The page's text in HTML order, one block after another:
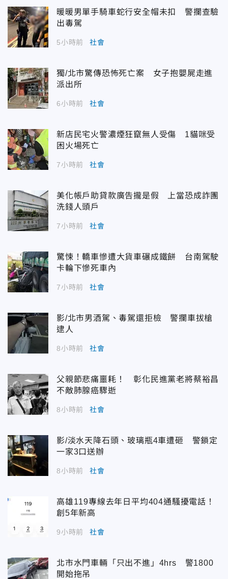
暖暖男單手騎車蛇行安全帽未扣 警攔查驗
出毒駕
5小時前 社會
獨/北市驚傳恐怖死亡案 女子抱嬰屍走進
派出所
6小時前 社會
新店民宅火警濃煙狂竄無人受傷 1貓咪受
困火場死亡
7小時前 社會
美化帳戶助貸款廣告攏是假 上當恐成詐團
洗錢人頭戶
7小時前 社會
驚悚！轎車慘遭大貨車碾成鐵餅 台南駕駛
卡輪下慘死車內
7小時前 社會
影/北市男酒駕、毒駕還拒檢 警攔車拔槍
逮人
8小時前 社會
父親節悲痛噩耗！ 彰化民進黨老將蔡裕昌
不敵肺腺癌驟逝
8小時前 社會
影/淡水天降石頭、玻璃瓶4車遭砸 警鎖定
一家3口送辦
8小時前 社會
高雄119專線去年日平均404通騷擾電話！
創5年新高
9小時前 社會
北市水門車輛「只出不進」4hrs 警1800
開始拖吊